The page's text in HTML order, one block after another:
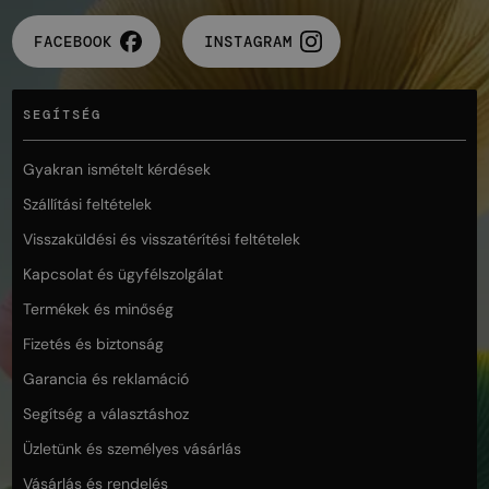
FACEBOOK INSTAGRAM
SEGÍTSÉG
Gyakran ismételt kérdések
Szállítási feltételek
Visszaküldési és visszatérítési feltételek
Kapcsolat és ügyfélszolgálat
Termékek és minőség
Fizetés és biztonság
Garancia és reklamáció
Segítség a választáshoz
Üzletünk és személyes vásárlás
Vásárlás és rendelés